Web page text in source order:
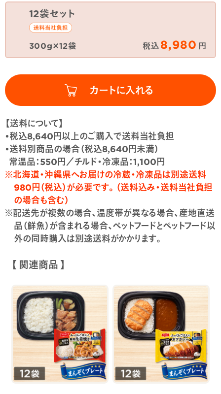
【送料について】
•税込8,640円以上のご購入で送料当社負担
•送料別商品の場合（税込8,640円未満）
常温品：550円／チルド・冷凍品：1,100円
※北海道・沖縄県へお届けの冷蔵・冷凍品は別途送料
980円（税込）が必要です。（送料込み・送料当社負担
の場合も含む）
※配送先が複数の場合、温度帯が異なる場合、産地直送
品（鮮魚）が含まれる場合、ペットフードとペットフード以
外の同時購入は別途送料がかかります。
12袋セット
300g×12袋 税込8,980 円
【 関連商品 】